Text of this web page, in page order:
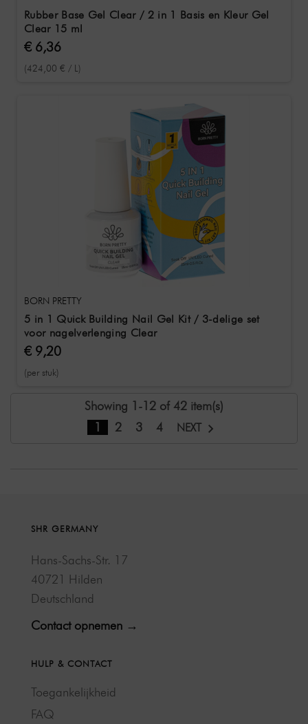
Rubber Base Gel Clear / 2 in 1 Basis en Kleur Gel
Clear 15 ml
€ 6,36
(424,00 € / L)
BORN PRETTY
5 in 1 Quick Building Nail Gel Kit / 3-delige set
voor nagelverlenging Clear
€ 9,20
(per stuk)
Showing 1-12 of 42 item(s)
1
2 3 4 NEXT
SHR GERMANY
Hans-Sachs-Str. 17
40721 Hilden
Deutschland
Contact opnemen →
HULP & CONTACT
Toegankelijkheid
FAQ